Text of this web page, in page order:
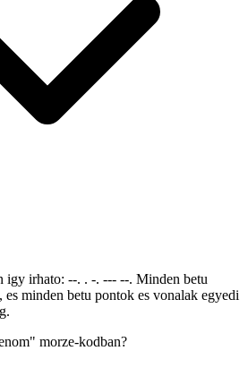
igy irhato: --. . -. --- --. Minden betu
es minden betu pontok es vonalak egyedi
morze-kodban?